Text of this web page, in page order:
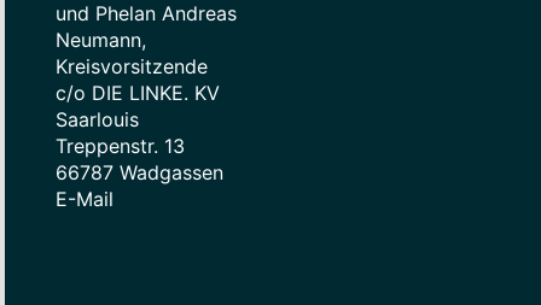
und Phelan Andreas
Neumann,
Kreisvorsitzende
c/o DIE LINKE. KV
Saarlouis
Treppenstr. 13
66787 Wadgassen
E-Mail